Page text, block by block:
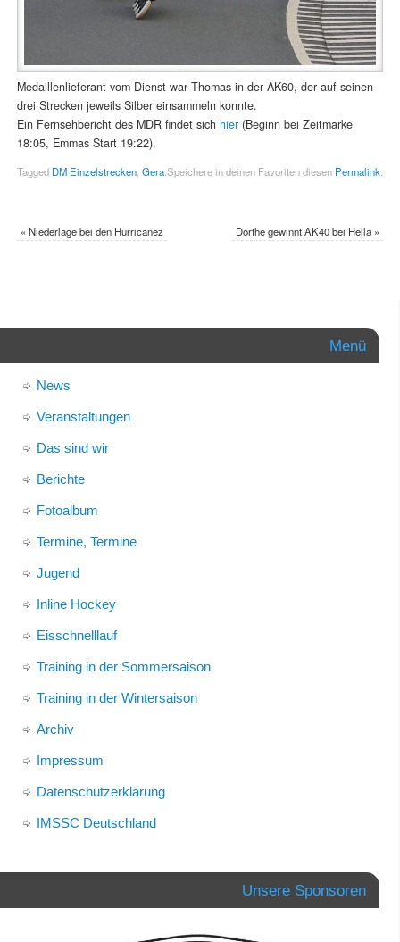
Medaillenlieferant vom Dienst war Thomas in der AK60, der auf seinen
drei Strecken jeweils Silber einsammeln konnte.
Ein Fernsehbericht des MDR findet sich hier(Beginn bei Zeitmarke
18:05, Emmas Start 19:22).
Tagged DM Einzelstrecken, Gera.Speichere in deinen Favoriten diesen Permalink.
«Niederlage bei den Hurricanez Dörthe gewinnt AK40 bei Hella »
Menü
News
Veranstaltungen
Das sind wir
Berichte
Fotoalbum
Termine, Termine
Jugend
Inline Hockey
Eisschnelllauf
Training in der Sommersaison
Training in der Wintersaison
Archiv
Impressum
Datenschutzerklärung
IMSSC Deutschland
Unsere Sponsoren